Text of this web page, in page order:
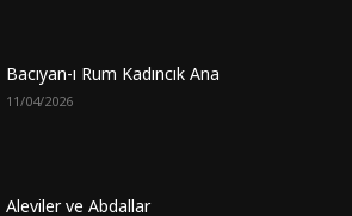
Bacıyan-ı Rum Kadıncık Ana
11/04/2026
Aleviler ve Abdallar